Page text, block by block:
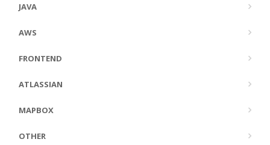
JAVA
AWS
FRONTEND
ATLASSIAN
MAPBOX
OTHER